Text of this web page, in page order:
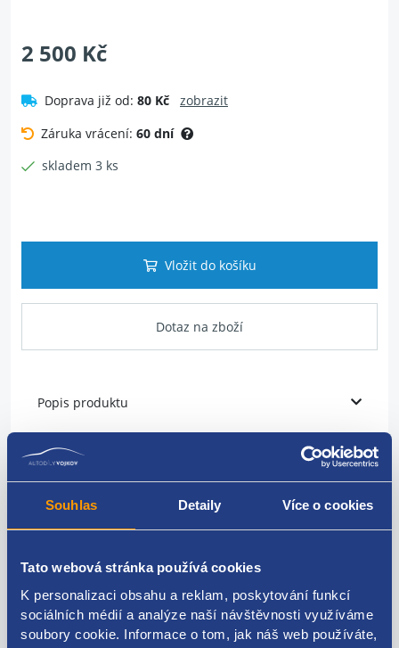
Souhlas Detaily Více o cookies
Tato webová stránka používá cookies
K personalizaci obsahu a reklam, poskytování funkcí
sociálních médií a analýze naší návštěvnosti využíváme
soubory cookie. Informace o tom, jak náš web používáte,
2 500 Kč
Doprava již od: 80 Kč
zobrazit
Záruka vrácení: 60 dní
skladem 3 ks
Vložit do košíku
Dotaz na zboží
Popis produktu
vstřikovací čerpadlo
1920RF, 1921J9, 9688499680
Kódy produktu